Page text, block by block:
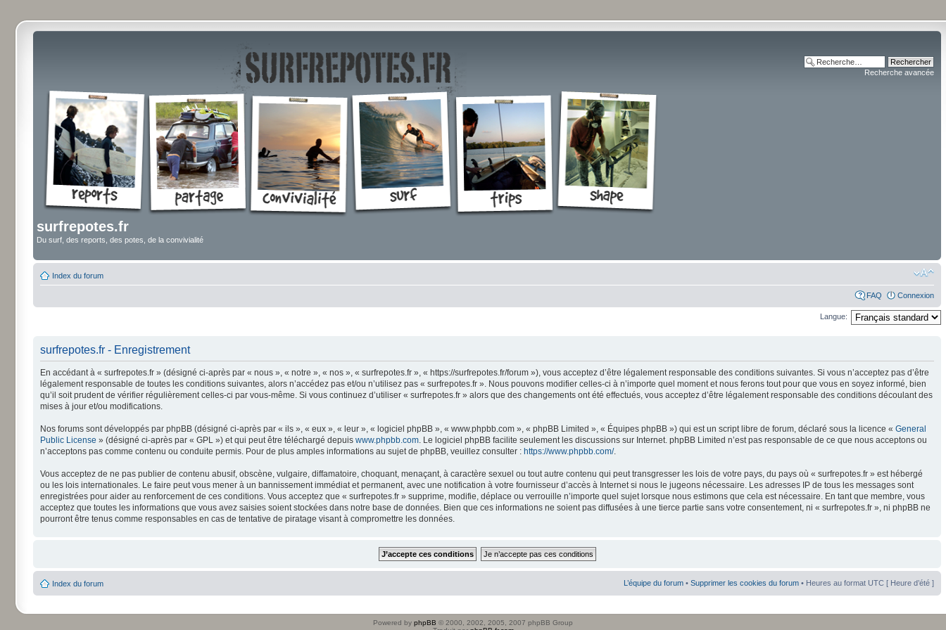
surfrepotes.fr
Du surf, des reports, des potes, de la convivialité
Recherche avancée
Index du forum
FAQ Connexion
Langue:
surfrepotes.fr - Enregistrement
En accédant à « surfrepotes.fr » (désigné ci-après par « nous », « notre », « nos », « surfrepotes.fr », « https://surfrepotes.fr/forum »), vous acceptez d’être légalement responsable des conditions suivantes. Si vous n’acceptez pas d’être
légalement responsable de toutes les conditions suivantes, alors n’accédez pas et/ou n’utilisez pas « surfrepotes.fr ». Nous pouvons modifier celles-ci à n’importe quel moment et nous ferons tout pour que vous en soyez informé, bien
qu’il soit prudent de vérifier régulièrement celles-ci par vous-même. Si vous continuez d’utiliser « surfrepotes.fr » alors que des changements ont été effectués, vous acceptez d’être légalement responsable des conditions découlant des
mises à jour et/ou modifications.
Nos forums sont développés par phpBB (désigné ci-après par « ils », « eux », « leur », « logiciel phpBB », « www.phpbb.com », « phpBB Limited », « Équipes phpBB ») qui est un script libre de forum, déclaré sous la licence « General
Public License » (désigné ci-après par « GPL ») et qui peut être téléchargé depuis www.phpbb.com. Le logiciel phpBB facilite seulement les discussions sur Internet. phpBB Limited n’est pas responsable de ce que nous acceptons ou
n’acceptons pas comme contenu ou conduite permis. Pour de plus amples informations au sujet de phpBB, veuillez consulter : https://www.phpbb.com/.
Vous acceptez de ne pas publier de contenu abusif, obscène, vulgaire, diffamatoire, choquant, menaçant, à caractère sexuel ou tout autre contenu qui peut transgresser les lois de votre pays, du pays où « surfrepotes.fr » est hébergé
ou les lois internationales. Le faire peut vous mener à un bannissement immédiat et permanent, avec une notification à votre fournisseur d’accès à Internet si nous le jugeons nécessaire. Les adresses IP de tous les messages sont
enregistrées pour aider au renforcement de ces conditions. Vous acceptez que « surfrepotes.fr » supprime, modifie, déplace ou verrouille n’importe quel sujet lorsque nous estimons que cela est nécessaire. En tant que membre, vous
acceptez que toutes les informations que vous avez saisies soient stockées dans notre base de données. Bien que ces informations ne soient pas diffusées à une tierce partie sans votre consentement, ni « surfrepotes.fr », ni phpBB ne
pourront être tenus comme responsables en cas de tentative de piratage visant à compromettre les données.
Index du forum L’équipe du forum • Supprimer les cookies du forum • Heures au format UTC [ Heure d’été ]
Powered by phpBB © 2000, 2002, 2005, 2007 phpBB Group